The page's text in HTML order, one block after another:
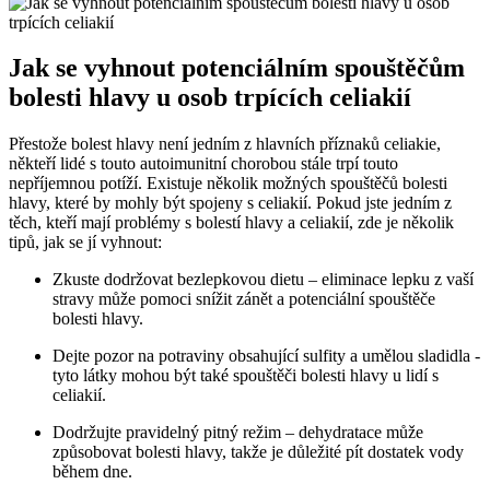
Jak se vyhnout potenciálním spouštěčům
bolesti‌ hlavy​ u osob trpících celiakií
Přestože ‍bolest hlavy‌ není jedním z hlavních ⁣příznaků celiakie,
někteří lidé ⁢s touto autoimunitní chorobou stále trpí ​touto
nepříjemnou potíží. Existuje několik možných‌ spouštěčů ⁢bolesti
hlavy, které by ‍mohly být⁣ spojeny s celiakií. Pokud jste jedním z
těch, kteří⁢ mají problémy s ⁢bolestí ​hlavy a celiakií, zde je několik
tipů, jak‌ se jí vyhnout:
Zkuste dodržovat bezlepkovou ⁣dietu – eliminace lepku z⁤ vaší
‌stravy může pomoci snížit​ zánět a potenciální ⁤spouštěče
bolesti‌ hlavy.
Dejte pozor na potraviny obsahující sulfity ‍a umělou⁣ sladidla⁣ -​
tyto látky mohou‍ být také ‌spouštěči bolesti hlavy u⁢ lidí s
celiakií.
Dodržujte ⁤pravidelný ⁤pitný režim – dehydratace⁣ může
způsobovat bolesti‍ hlavy, takže je důležité pít dostatek vody
během dne.